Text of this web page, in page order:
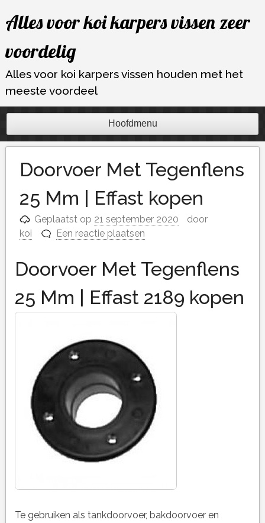
naar
inhoud
Alles voor koi karpers vissen zeer
voordelig
Alles voor koi karpers vissen houden met het
meeste voordeel
Hoofdmenu
Doorvoer Met Tegenflens
25 Mm | Effast kopen
Geplaatst op 21 september 2020
door
koi
Een reactie plaatsen
Doorvoer Met Tegenflens
25 Mm | Effast 2189 kopen
Te gebruiken als tankdoorvoer, bakdoorvoer en